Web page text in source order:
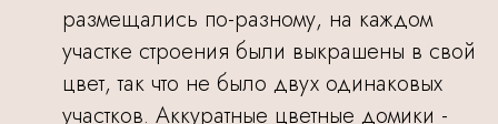
размещались по-разному, на каждом
участке строения были выкрашены в свой
цвет, так что не было двух одинаковых
участков. Аккуратные цветные домики -